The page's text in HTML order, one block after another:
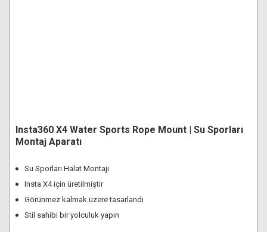
Insta360 X4 Water Sports Rope Mount | Su Sporları
Montaj Aparatı
Su Sporları Halat Montajı
Insta X4 için üretilmiştir
Görünmez kalmak üzere tasarlandı
Stil sahibi bir yolculuk yapın